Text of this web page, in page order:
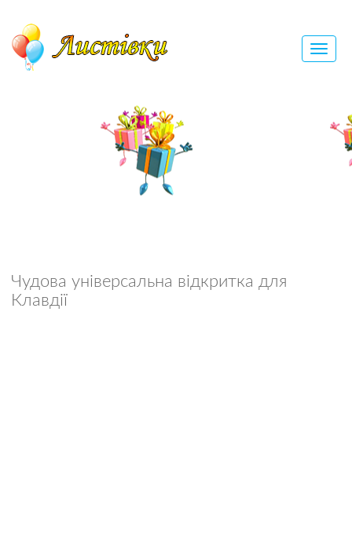
Чудова універсальна відкритка для
Клавдії